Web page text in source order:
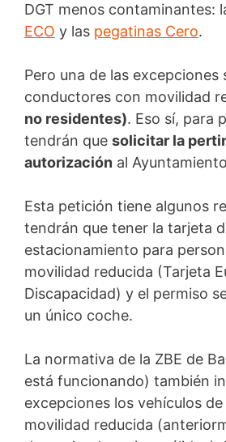
DGT menos contaminantes:
ECO y las pegatinas Cero.
Pero una de las excepciones
conductores con movilidad
no residentes). Eso sí, para
tendrán que solicitar la
autorización al
Esta petición tiene algunos
tendrán que tener la tarjeta
estacionamiento para
movilidad reducida (Tarjeta
Discapacidad) y el permiso
un único coche.
La normativa de la ZBE de
está funcionando) también
excepciones los vehículos
movilidad reducida